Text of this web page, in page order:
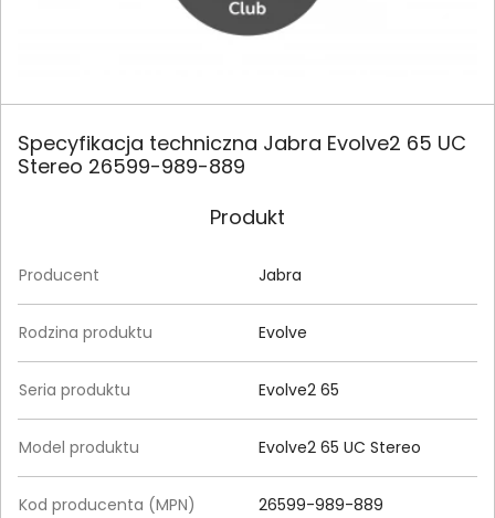
Specyfikacja techniczna Jabra Evolve2 65 UC
Stereo 26599-989-889
Produkt
Producent Jabra
Rodzina produktu Evolve
Seria produktu Evolve2 65
Model produktu Evolve2 65 UC Stereo
Kod producenta (MPN) 26599-989-889